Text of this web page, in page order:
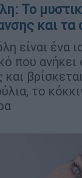
Το
και
είναι ένα
που ανήκει
το